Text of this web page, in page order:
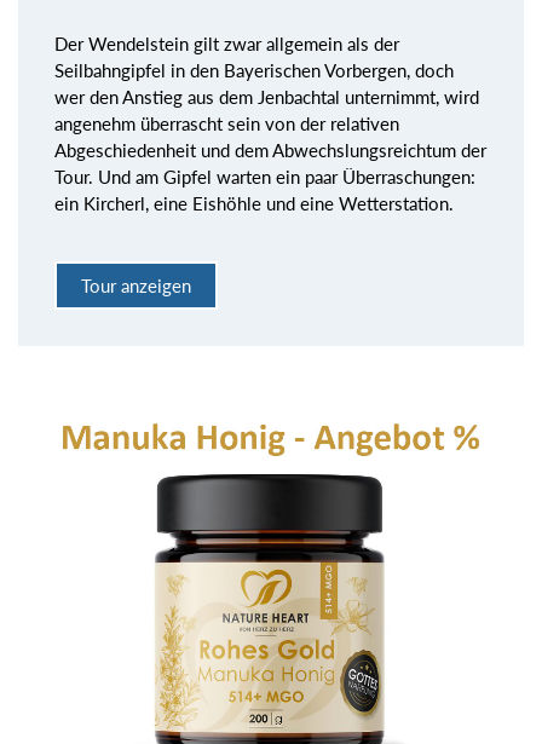
Der Wendelstein gilt zwar allgemein als der
Seilbahngipfel in den Bayerischen Vorbergen, doch
wer den Anstieg aus dem Jenbachtal unternimmt, wird
angenehm überrascht sein von der relativen
Abgeschiedenheit und dem Abwechslungsreichtum der
Tour. Und am Gipfel warten ein paar Überraschungen:
ein Kircherl, eine Eishöhle und eine Wetterstation.
Tour anzeigen